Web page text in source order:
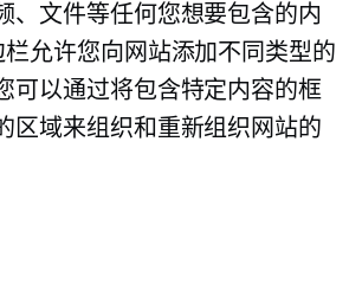
、文件等任何您想要包含的内
栏允许您向网站添加不同类型的
可以通过将包含特定内容的框
区域来组织和重新组织网站的